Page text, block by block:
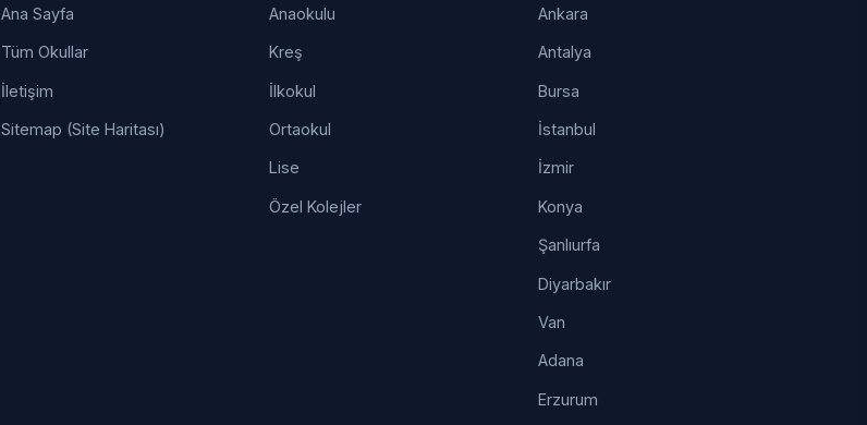
Ana Sayfa
Tüm Okullar
İletişim
Sitemap (Site Haritası)
Anaokulu
Kreş
İlkokul
Ortaokul
Lise
Özel Kolejler
Ankara
Antalya
Bursa
İstanbul
İzmir
Konya
Şanlıurfa
Diyarbakır
Van
Adana
Erzurum